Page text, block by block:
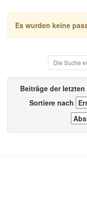
Es wurden keine
Die Suche
Beiträge der
Sortiere nach